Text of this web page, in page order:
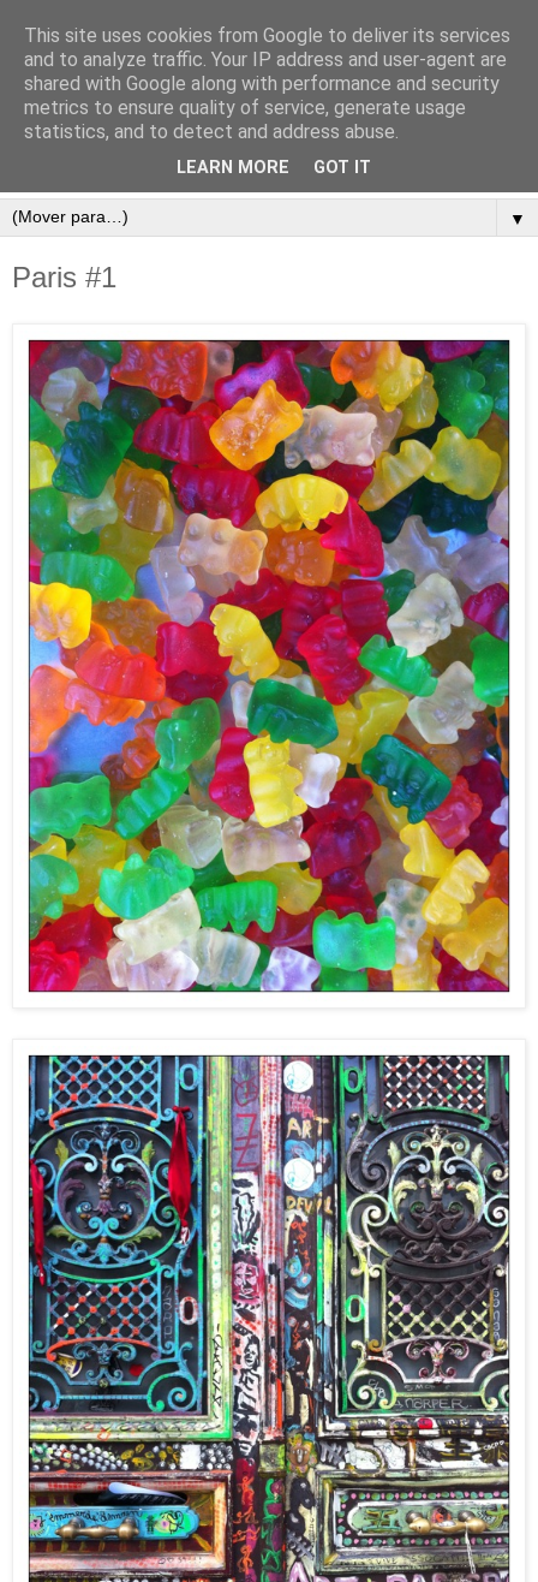
▼
Paris #1
This site uses cookies from Google to deliver its services
and to analyze traffic. Your IP address and user-agent are
shared with Google along with performance and security
metrics to ensure quality of service, generate usage
statistics, and to detect and address abuse.
LEARN MORE GOT IT